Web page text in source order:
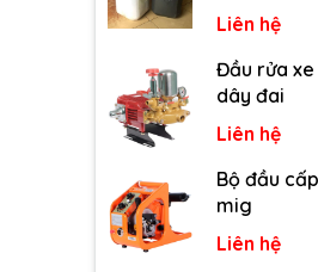
Liên hệ
Đầu rửa
dây đai
Liên hệ
Bộ đầu
mig
Liên hệ